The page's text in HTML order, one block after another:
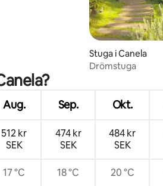
Stuga i Canela
Drömstuga
Aug. Sep. Okt.
512 kr
SEK
474 kr
SEK
484 kr
SEK
17 °C 18 °C 20 °C